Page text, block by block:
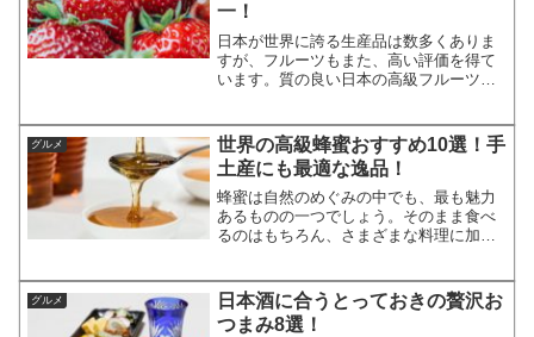
一！
日本が世界に誇る生産品は数多くありま
すが、フルーツもまた、高い評価を得て
います。質の良い日本の高級フルーツ
ブランドがたくさんあります。今回はそ
うした国産高級フルーツを探...
グルメ
世界の高級蜂蜜おすすめ10選！手
土産にも最適な逸品！
蜂蜜は自然のめぐみの中でも、最も魅力
あるものの一つでしょう。そのまま食べ
るのはもちろん、さまざまな料理に加え
も手土産として最適な品物。特に品質の
高い高級蜂蜜は、特別な人...
グルメ
日本酒に合うとっておきの贅沢お
つまみ8選！